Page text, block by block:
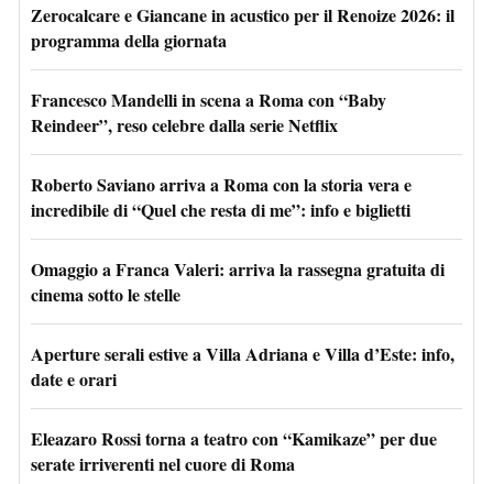
Zerocalcare e Giancane in acustico per il Renoize 2026: il
programma della giornata
Francesco Mandelli in scena a Roma con “Baby
Reindeer”, reso celebre dalla serie Netflix
Roberto Saviano arriva a Roma con la storia vera e
incredibile di “Quel che resta di me”: info e biglietti
Omaggio a Franca Valeri: arriva la rassegna gratuita di
cinema sotto le stelle
Aperture serali estive a Villa Adriana e Villa d’Este: info,
date e orari
Eleazaro Rossi torna a teatro con “Kamikaze” per due
serate irriverenti nel cuore di Roma